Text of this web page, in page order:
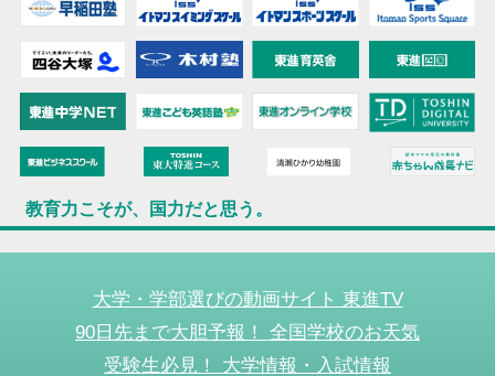
教育力こそが、国力だと思う。
大学・学部選びの動画サイト 東進TV
90日先まで大胆予報！ 全国学校のお天気
受験生必見！ 大学情報・入試情報